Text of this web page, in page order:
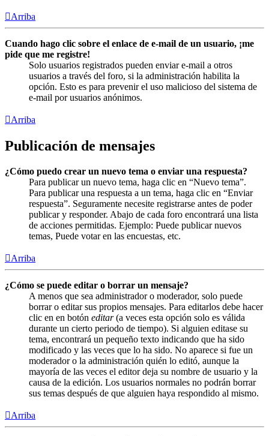
Arriba
Cuando hago clic sobre el enlace de e-mail de un usuario, ¡me
pide que me registre!
Solo usuarios registrados pueden enviar e-mail a otros
usuarios a través del foro, si la administración habilita la
opción. Esto es para prevenir el uso malicioso del sistema de
e-mail por usuarios anónimos.
Arriba
Publicación de mensajes
¿Cómo puedo crear un nuevo tema o enviar una respuesta?
Para publicar un nuevo tema, haga clic en “Nuevo tema”.
Para publicar una respuesta a un tema, haga clic en “Enviar
respuesta”. Seguramente necesite registrarse antes de poder
publicar y responder. Abajo de cada foro encontrará una lista
de acciones permitidas. Ejemplo: Puede publicar nuevos
temas, Puede votar en las encuestas, etc.
Arriba
¿Cómo se puede editar o borrar un mensaje?
A menos que sea administrador o moderador, solo puede
borrar o editar sus propios mensajes. Para editarlos debe hacer
clic en en botón editar(a veces esta opción solo es válida
durante un cierto periodo de tiempo). Si alguien editase su
tema, encontrará un pequeño texto indicando que ha sido
modificado y las veces que lo ha sido. No aparece si fue un
moderador o la administración quién lo editó, aunque la
mayoría de las veces el editor deja su nombre de usuario y la
causa de la edición. Los usuarios normales no podrán borrar
sus temas después de que alguien haya respondido al mismo.
Arriba